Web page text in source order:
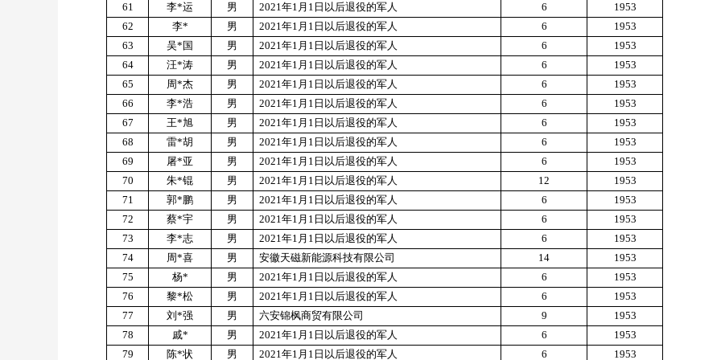
61
李*运 男 2021年1 月 1 日以后退役的军人 6
1953
62
李* 男 2021年1 月 1 日以后退役的军人 6
1953
63
吴* 国 男 2021年1 月 1 日以后退役的军人 6
1953
64
汪*涛 男 2021年1 月 1 日以后退役的军人 6
1953
65
周*杰 男 2021年1 月 1 日以后退役的军人 6
1953
66
李*浩 男 2021年1 月 1 日以后退役的军人 6
1953
67
王*旭 男 2021年1 月 1 日以后退役的军人 6
1953
68
雷*胡 男 2021年1 月 1 日以后退役的军人 6
1953
69
屠*亚 男 2021年1 月 1 日以后退役的军人 6
1953
70
朱*锟 男 2021年1 月 1 日以后退役的军人 12
1953
71
郭*鹏 男 2021年1 月 1 日以后退役的军人 6
1953
72
蔡*宇 男 2021年1 月 1 日以后退役的军人 6
1953
73
李*志 男 2021年1 月 1 日以后退役的军人 6
1953
74
周*喜 男 安徽天磁新能源科技有限公司 14
1953
75
杨* 男 2021年1 月 1 日以后退役的军人 6
1953
76
黎*松 男 2021年1 月 1 日以后退役的军人 6
1953
77
刘*强 男 六安锦枫商贸有限公司 9
1953
78
戚* 男 2021年1 月 1 日以后退役的军人 6
1953
79
陈*状 男 2021年1 月 1 日以后退役的军人 6 1953